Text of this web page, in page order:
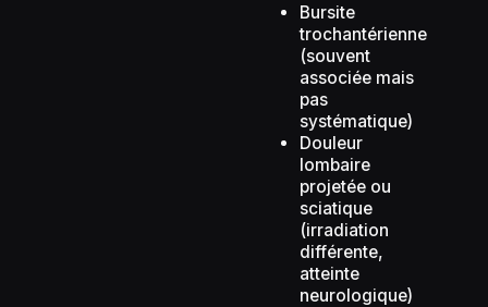
Bursite
trochantérienne
(souvent
associée mais
pas
systématique)
Douleur
lombaire
projetée ou
sciatique
(irradiation
différente,
atteinte
neurologique)